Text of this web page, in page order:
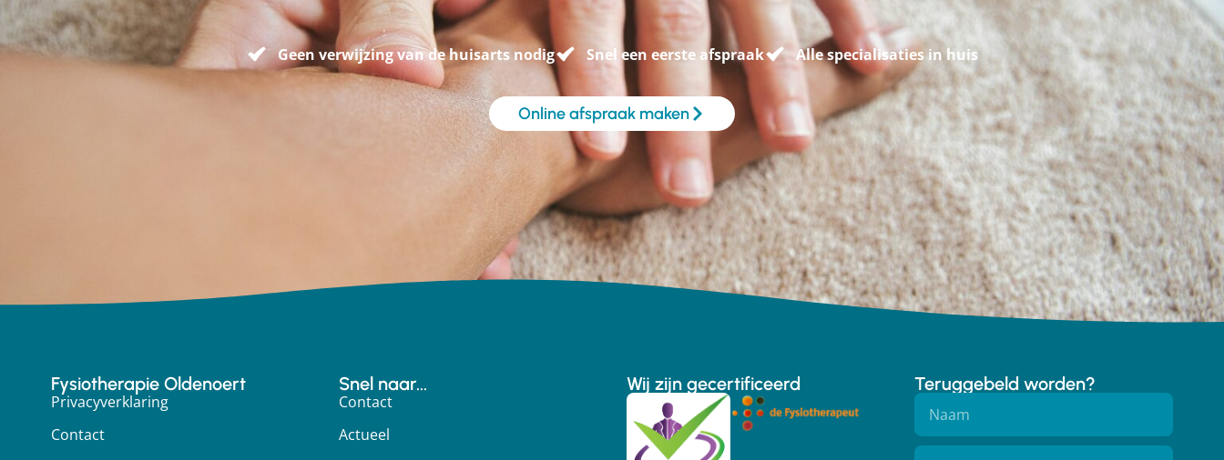
Geen verwijzing van de huisarts nodig Snel een eerste afspraak Alle specialisaties in huis
Online afspraak maken
Fysiotherapie Oldenoert
Privacyverklaring
Contact
Snel naar...
Contact
Actueel
Wij zijn gecertificeerd Teruggebeld worden?